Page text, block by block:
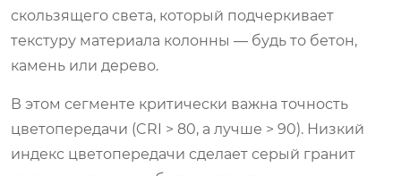
скользящего света, который подчеркивает
текстуру материала колонны — будь то бетон,
камень или дерево.
В этом сегменте критически важна точность
цветопередачи (CRI > 80, а лучше > 90). Низкий
индекс цветопередачи сделает серый гранит